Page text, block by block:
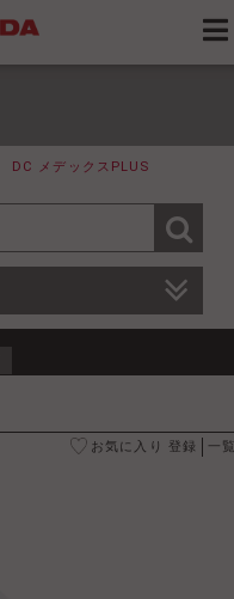
DC メデックスPLUS
お気に入り 登録 一